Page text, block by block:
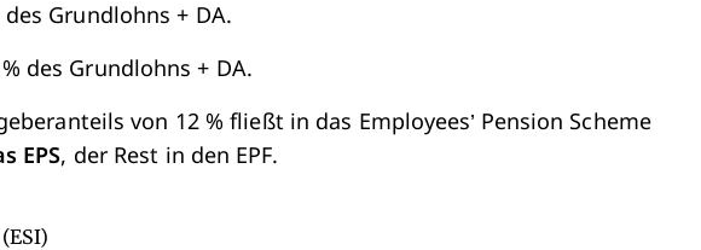
des Grundlohns + DA.
des Grundlohns + DA.
von 12 % fließt in das Employees’ Pension Scheme
EPS, der Rest in den EPF.